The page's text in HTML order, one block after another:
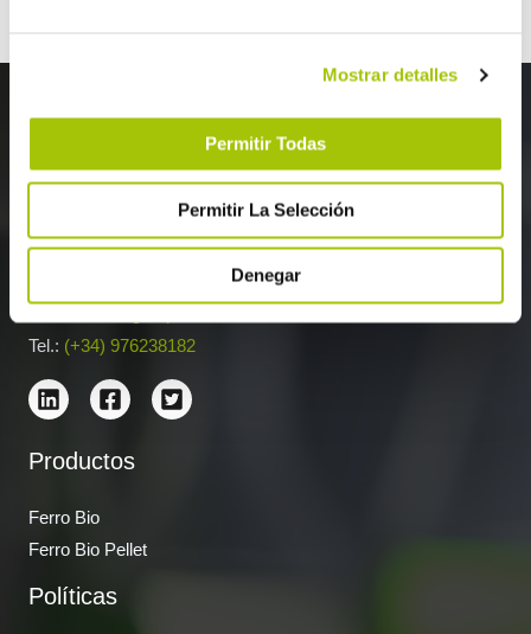
Mostrar detalles
Permitir Todas
Permitir La Selección
Denegar
Oficina central y administración:
C/ Bilbao, 12 Dpdo, Oficina 5 50004 Zaragoza, España
Tel.: (+34) 976238182
Productos
Ferro Bio
Ferro Bio Pellet
Políticas